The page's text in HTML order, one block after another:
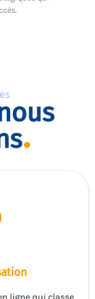
ligne qui classe